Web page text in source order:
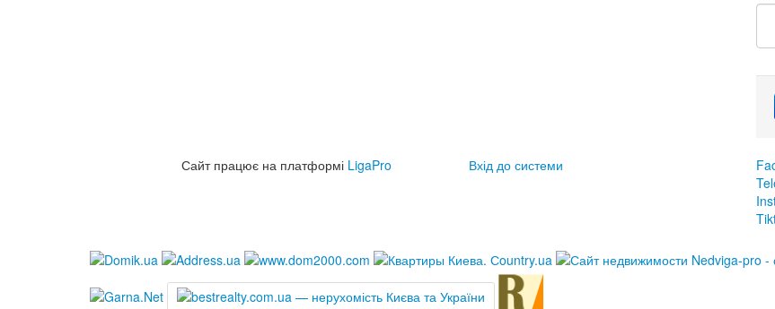
Сайт працює на платформі LigaPro Вхід до системи